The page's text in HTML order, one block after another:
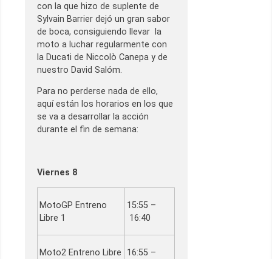
con la que hizo de suplente de
Sylvain Barrier dejó un gran sabor
de boca, consiguiendo llevar la
moto a luchar regularmente con
la Ducati de Niccolò Canepa y de
nuestro David Salóm.
Para no perderse nada de ello,
aquí están los horarios en los que
se va a desarrollar la acción
durante el fin de semana:
Viernes 8
MotoGP Entreno
Libre 1
15:55 –
16:40
Moto2 Entreno Libre
16:55 –